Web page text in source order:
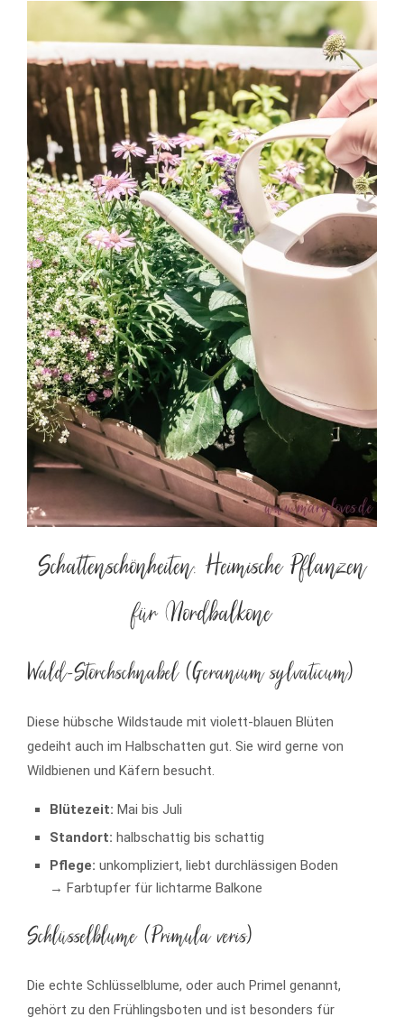
Schattenschönheiten: Heimische Pflanzen
für Nordbalkone
Wald-Storchschnabel (Geranium sylvaticum)
Diese hübsche Wildstaude mit violett-blauen Blüten
gedeiht auch im Halbschatten gut. Sie wird gerne von
Wildbienen und Käfern besucht.
Blütezeit: Mai bis Juli
Standort: halbschattig bis schattig
Pflege: unkompliziert, liebt durchlässigen Boden
→ Farbtupfer für lichtarme Balkone
Schlüsselblume (Primula veris)
Die echte Schlüsselblume, oder auch Primel genannt,
gehört zu den Frühlingsboten und ist besonders für